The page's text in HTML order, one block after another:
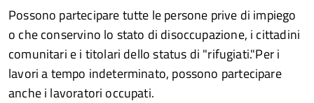
Possono partecipare tutte le persone prive di impiego
o che conservino lo stato di disoccupazione, i cittadini
comunitari e i titolari dello status di "rifugiati."Per i
lavori a tempo indeterminato, possono partecipare
anche i lavoratori occupati.